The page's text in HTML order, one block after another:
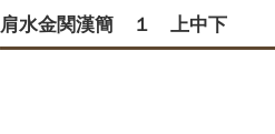
肩水金関漢簡 １ 上中下